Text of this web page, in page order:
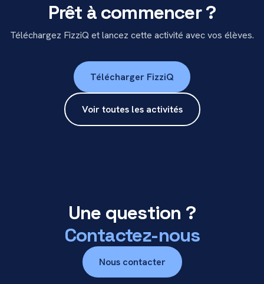
Prêt à commencer ?
Téléchargez FizziQ et lancez cette activité avec vos élèves.
Télécharger FizziQ
Voir toutes les activités
Une question ?
Contactez-nous
Nous contacter